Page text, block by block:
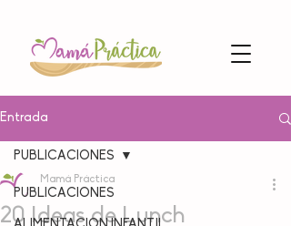
Entrada
PUBLICACIONES
PUBLICACIONES
20 Ideas de Lunch
Mamá Práctica